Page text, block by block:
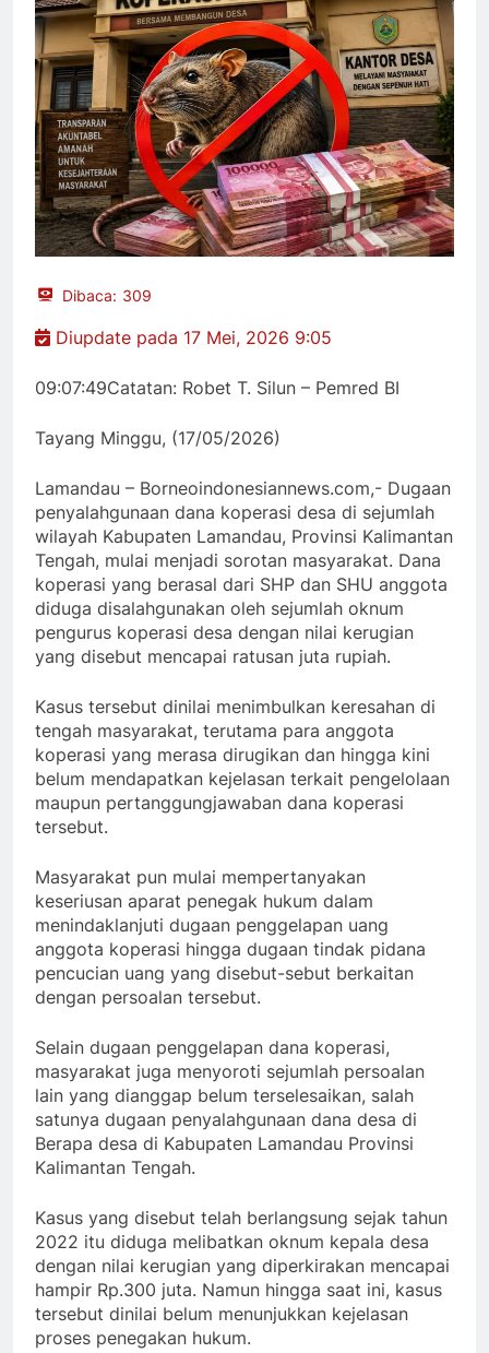
Dibaca: 309
Diupdate pada 17 Mei, 2026 9:05
09:07:49Catatan: Robet T. Silun – Pemred BI
Tayang Minggu, (17/05/2026)
Lamandau – Borneoindonesiannews.com,- Dugaan
penyalahgunaan dana koperasi desa di sejumlah
wilayah Kabupaten Lamandau, Provinsi Kalimantan
Tengah, mulai menjadi sorotan masyarakat. Dana
koperasi yang berasal dari SHP dan SHU anggota
diduga disalahgunakan oleh sejumlah oknum
pengurus koperasi desa dengan nilai kerugian
yang disebut mencapai ratusan juta rupiah.
Kasus tersebut dinilai menimbulkan keresahan di
tengah masyarakat, terutama para anggota
koperasi yang merasa dirugikan dan hingga kini
belum mendapatkan kejelasan terkait pengelolaan
maupun pertanggungjawaban dana koperasi
tersebut.
Masyarakat pun mulai mempertanyakan
keseriusan aparat penegak hukum dalam
menindaklanjuti dugaan penggelapan uang
anggota koperasi hingga dugaan tindak pidana
pencucian uang yang disebut-sebut berkaitan
dengan persoalan tersebut.
Selain dugaan penggelapan dana koperasi,
masyarakat juga menyoroti sejumlah persoalan
lain yang dianggap belum terselesaikan, salah
satunya dugaan penyalahgunaan dana desa di
Berapa desa di Kabupaten Lamandau Provinsi
Kalimantan Tengah.
Kasus yang disebut telah berlangsung sejak tahun
2022 itu diduga melibatkan oknum kepala desa
dengan nilai kerugian yang diperkirakan mencapai
hampir Rp.300 juta. Namun hingga saat ini, kasus
tersebut dinilai belum menunjukkan kejelasan
proses penegakan hukum.